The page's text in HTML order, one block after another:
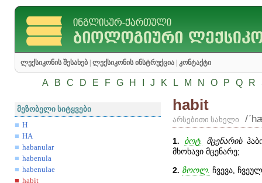
ლექსიკონის შესახებ ლექსიკონის ინსტრუქცია კონტაქტი
A B C D E F G H J K L M N O P Q R
მეზობელი სიტყვები
H
HA
habanular
habenula
habenulae
habit
habit
არსებითი სახელი /
1. ბოტ. მცენარის
მხოხავი მცენარე;
2. ზოოლ. ჩვევა,